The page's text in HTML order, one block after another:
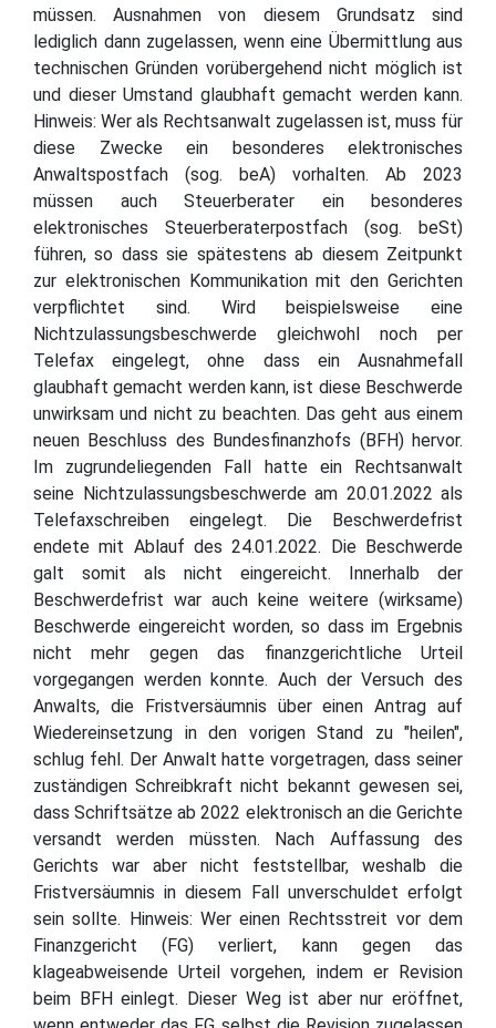
müssen. Ausnahmen von diesem Grundsatz sind
lediglich dann zugelassen, wenn eine Übermittlung aus
technischen Gründen vorübergehend nicht möglich ist
und dieser Umstand glaubhaft gemacht werden kann.
Hinweis: Wer als Rechtsanwalt zugelassen ist, muss für
diese Zwecke ein besonderes elektronisches
Anwaltspostfach (sog. beA) vorhalten. Ab 2023
müssen auch Steuerberater ein besonderes
elektronisches Steuerberaterpostfach (sog. beSt)
führen, so dass sie spätestens ab diesem Zeitpunkt
zur elektronischen Kommunikation mit den Gerichten
verpflichtet sind. Wird beispielsweise eine
Nichtzulassungsbeschwerde gleichwohl noch per
Telefax eingelegt, ohne dass ein Ausnahmefall
glaubhaft gemacht werden kann, ist diese Beschwerde
unwirksam und nicht zu beachten. Das geht aus einem
neuen Beschluss des Bundesfinanzhofs (BFH) hervor.
Im zugrundeliegenden Fall hatte ein Rechtsanwalt
seine Nichtzulassungsbeschwerde am 20.01.2022 als
Telefaxschreiben eingelegt. Die Beschwerdefrist
endete mit Ablauf des 24.01.2022. Die Beschwerde
galt somit als nicht eingereicht. Innerhalb der
Beschwerdefrist war auch keine weitere (wirksame)
Beschwerde eingereicht worden, so dass im Ergebnis
nicht mehr gegen das finanzgerichtliche Urteil
vorgegangen werden konnte. Auch der Versuch des
Anwalts, die Fristversäumnis über einen Antrag auf
Wiedereinsetzung in den vorigen Stand zu "heilen",
schlug fehl. Der Anwalt hatte vorgetragen, dass seiner
zuständigen Schreibkraft nicht bekannt gewesen sei,
dass Schriftsätze ab 2022 elektronisch an die Gerichte
versandt werden müssten. Nach Auffassung des
Gerichts war aber nicht feststellbar, weshalb die
Fristversäumnis in diesem Fall unverschuldet erfolgt
sein sollte. Hinweis: Wer einen Rechtsstreit vor dem
Finanzgericht (FG) verliert, kann gegen das
klageabweisende Urteil vorgehen, indem er Revision
beim BFH einlegt. Dieser Weg ist aber nur eröffnet,